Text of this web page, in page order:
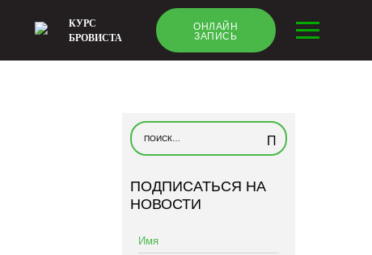
КУРС
БРОВИСТА
ОНЛАЙН
ЗАПИСЬ
Н
а
т
ПОДПИСАТЬСЯ НА
НОВОСТИ